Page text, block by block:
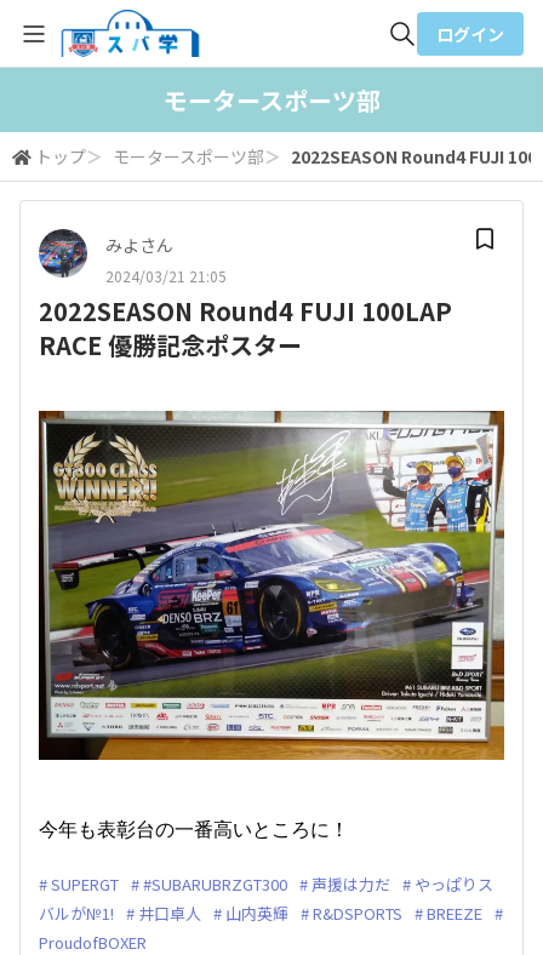
検索
ログイン
モータースポーツ部
トップ＞ モータースポーツ部＞ 2022SEASON Round4 FUJI
みよさん
2024/03/21 21:05
2022SEASON Round4 FUJI 100LAP
RACE 優勝記念ポスター
今年も表彰台の一番高いところに！
SUPERGT #SUBARUBRZGT300 声援は力だ
やっぱりス
バルが№1!
井口卓人 山内英輝 R&DSPORTS
BREEZE
ProudofBOXER